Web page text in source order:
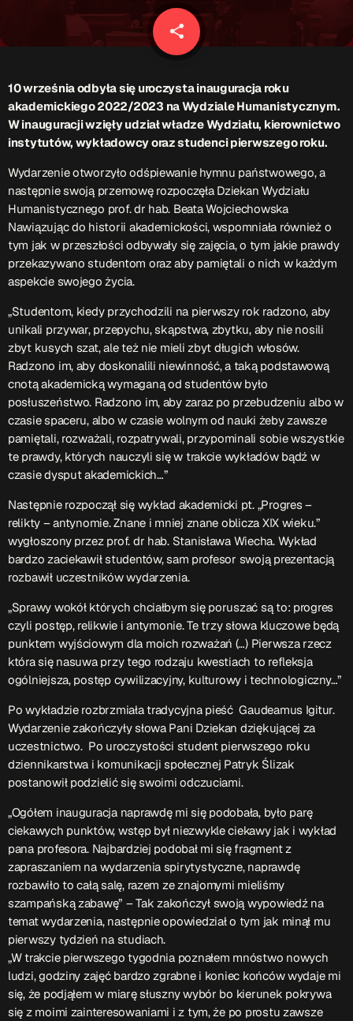
Ramówka
keyboard_arrow_down
EKIPA
Rekrutacja Fraszka
Podcasty
Przydatne linki
Strona UJK
Klub WSPAK
Wirtualna Uczelnia
Biuro Karier
Punkt Interwencji Kryzysowej
Przydatne informacje
O nas– jedyna w Kielcach studencka stacja radiowa.
Projekt ruszył w październiku 2015 roku z inicjatywy
kieleckich studentówCzytaj.wiecej…
Patronat medialny Radia Fraszka– regulamin, logotypy,
itp.Czytaj więcej…
search
ON AIR
Upcoming shows
Serwis Informacyjny
14:00 - 14:05
Psychologizując
15:00 - 15:05
Serwis Informacyjny
18:00 - 18:05
share
email
10 września odbyła się uroczysta inauguracja roku
akademickiego 2022/2023 na Wydziale Humanistycznym.
W inauguracji wzięły udział władze Wydziału, kierownictwo
instytutów, wykładowcy oraz studenci pierwszego roku.
Wydarzenie otworzyło odśpiewanie hymnu państwowego, a
następnie swoją przemowę rozpoczęła Dziekan Wydziału
Humanistycznego prof. dr hab. Beata Wojciechowska
Nawiązując do historii akademickości, wspomniała również o
tym jak w przeszłości odbywały się zajęcia, o tym jakie prawdy
przekazywano studentom oraz aby pamiętali o nich w każdym
aspekcie swojego życia.
„Studentom, kiedy przychodzili na pierwszy rok radzono, aby
unikali przywar, przepychu, skąpstwa, zbytku, aby nie nosili
zbyt kusych szat, ale też nie mieli zbyt długich włosów.
Radzono im, aby doskonalili niewinność, a taką podstawową
cnotą akademicką wymaganą od studentów było
posłuszeństwo. Radzono im, aby zaraz po przebudzeniu albo w
czasie spaceru, albo w czasie wolnym od nauki żeby zawsze
pamiętali, rozważali, rozpatrywali, przypominali sobie wszystkie
te prawdy, których nauczyli się w trakcie wykładów bądź w
czasie dysput akademickich…”
Następnie rozpoczął się wykład akademicki pt. „Progres –
relikty – antynomie. Znane i mniej znane oblicza XIX wieku.”
wygłoszony przez prof. dr hab. Stanisława Wiecha. Wykład
bardzo zaciekawił studentów, sam profesor swoją prezentacją
rozbawił uczestników wydarzenia.
„Sprawy wokół których chciałbym się poruszać są to: progres
czyli postęp, relikwie i antymonie. Te trzy słowa kluczowe będą
punktem wyjściowym dla moich rozważań (…) Pierwsza rzecz
która się nasuwa przy tego rodzaju kwestiach to refleksja
ogólniejsza, postęp cywilizacyjny, kulturowy i technologiczny…”
Po wykładzie rozbrzmiała tradycyjna pieść Gaudeamus Igitur.
Wydarzenie zakończyły słowa Pani Dziekan dziękującej za
uczestnictwo. Po uroczystości student pierwszego roku
dziennikarstwa i komunikacji społecznej Patryk Ślizak
postanowił podzielić się swoimi odczuciami.
„Ogółem inauguracja naprawdę mi się podobała, było parę
ciekawych punktów, wstęp był niezwykle ciekawy jak i wykład
pana profesora. Najbardziej podobał mi się fragment z
zapraszaniem na wydarzenia spirytystyczne, naprawdę
rozbawiło to całą salę, razem ze znajomymi mieliśmy
szampańską zabawę” – Tak zakończył swoją wypowiedź na
temat wydarzenia, następnie opowiedział o tym jak minął mu
pierwszy tydzień na studiach.
„W trakcie pierwszego tygodnia poznałem mnóstwo nowych
ludzi, godziny zajęć bardzo zgrabne i koniec końców wydaje mi
się, że podjąłem w miarę słuszny wybór bo kierunek pokrywa
się z moimi zainteresowaniami i z tym, że po prostu zawsze